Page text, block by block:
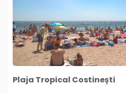
Plaja Tropical Costinești